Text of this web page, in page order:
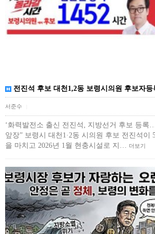
전진석 후보 대천1,2동 보령시의원 후보자등
서준수
‘화력발전소 출신 전진석, 지방선거 후보 등록
앞장” 보령시 대천1·2동 시의원 후보 전진석이
을 마치고 2026년 1월 현충시설로 지… 더보기